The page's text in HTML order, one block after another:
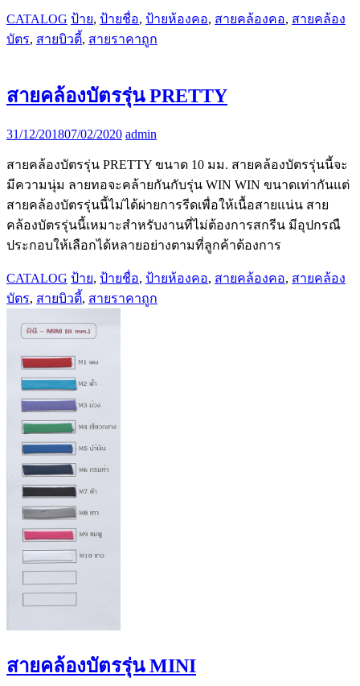
CATALOG ป้าย, ป้ายชื่อ, ป้ายห้องคอ, สายคล้องคอ, สายคล้อง
บัตร, สายบิวตี้, สายราคาถูก
สายคล้องบัตรรุ่น PRETTY
31/12/201807/02/2020 admin
สายคล้องบัตรรุ่น PRETTY ขนาด 10 มม. สายคล้องบัตรรุ่นนี้จะ
มีความนุ่ม ลายทอจะคล้ายกันกับรุ่น WIN WIN ขนาดเท่ากันแต่
สายคล้องบัตรรุ่นนี้ไม่ได้ผ่ายการรีดเพื่อให้เนื้อสายแน่น สาย
คล้องบัตรรุ่นนี้เหมาะสำหรับงานที่ไม่ต้องการสกรีน มีอุปกรณื
ประกอบให้เลือกได้หลายอย่างตามที่ลูกค้าต้องการ
CATALOG ป้าย, ป้ายชื่อ, ป้ายห้องคอ, สายคล้องคอ, สายคล้อง
บัตร, สายบิวตี้, สายราคาถูก
สายคล้องบัตรรุ่น MINI